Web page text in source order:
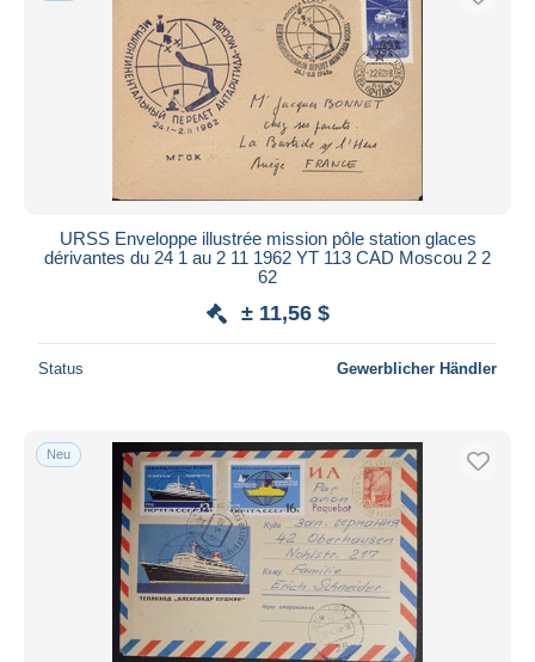
Russland & UdSSR
1923-1991 UdSSR
1961-70
Briefe u. Dokumente
Auktionen ohne Gebote
Auktionshäuser
Verkauft
Endet in
Von $
Zahlungsmethoden
PayPal
Banküberweisung
Visa
Mastercard
Bancontact
URSS Enveloppe illustrée mission pôle station glaces
dérivantes du 24 1 au 2 11 1962 YT 113 CAD Moscou 2 2
62
± 11,56 $
Status Gewerblicher Händler
Neu